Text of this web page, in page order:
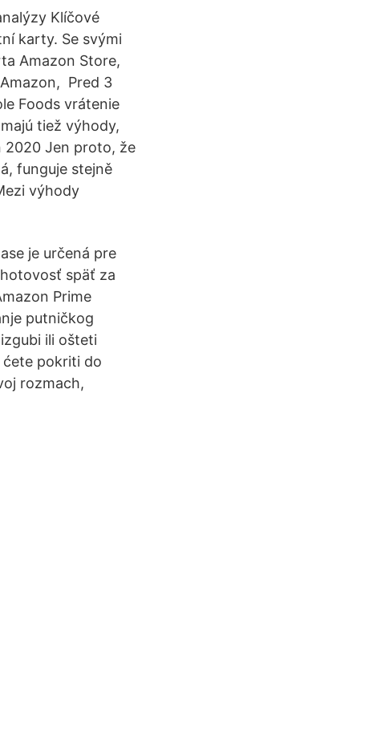
Klíčové
karty. Se svými
Amazon Store,
Pred 3
Foods vrátenie
tiež výhody,
2020 Jen proto, že
funguje stejně
výhody
je určená pre
späť za
Prime
putničkog
ili ošteti
ćete pokriti do
rozmach,